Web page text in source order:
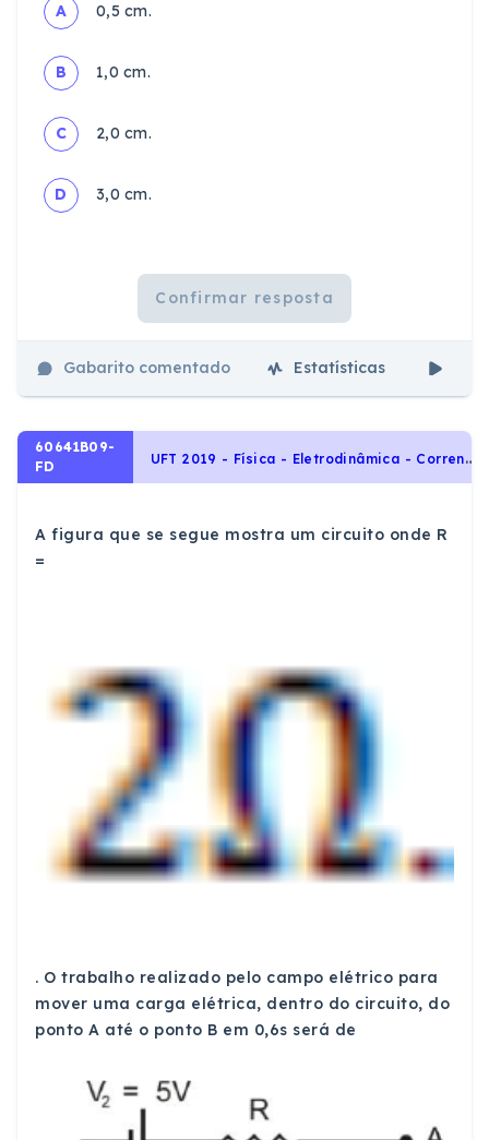
A 0,5 cm.
B 1,0 cm.
C 2,0 cm.
D 3,0 cm.
Confirmar resposta
Gabarito comentado Estatísticas
60641B09-
FD
U
FT 2019 - Física - Eletrodinâmica - Corrente Elétrica, Resistores e Potência Elétrica, Dinâmica, Trabalho e Energia, Eletrostática e Lei de Coulomb. Força Elétrica., Circuitos Elétricos e Leis de Kirchhoff, Eletricidade
A figura que se segue mostra um circuito onde R
=
. O trabalho realizado pelo campo elétrico para
mover uma carga elétrica, dentro do circuito, do
ponto A até o ponto B em 0,6s será de